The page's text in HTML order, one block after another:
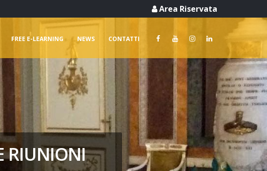
Area Riservata
FREE E-LEARNING NEWS CONTATTI
RIUNIONI